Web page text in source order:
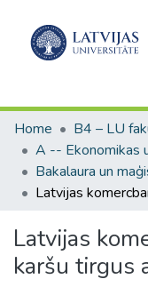
Home
Latvijas
karšu tirgus